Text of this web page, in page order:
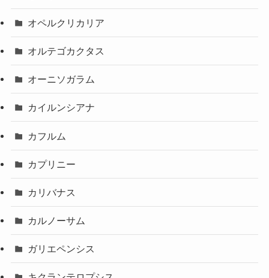
オペルクリカリア
オルテゴカクタス
オーニソガラム
カイルンシアナ
カフルム
カプリニー
カリバナス
カルノーサム
ガリエペンシス